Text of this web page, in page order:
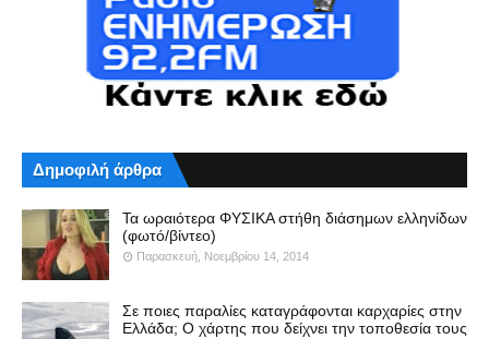
Δημοφιλή άρθρα
Τα ωραιότερα ΦΥΣΙΚΑ στήθη διάσημων ελληνίδων
(φωτό/βίντεο)
Παρασκευή, Νοεμβρίου 14, 2014
Σε ποιες παραλίες καταγράφονται καρχαρίες στην
Ελλάδα; Ο χάρτης που δείχνει την τοποθεσία τους